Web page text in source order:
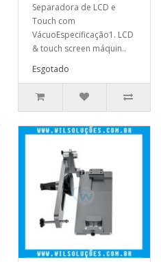
Separadora de LCD e
Touch com
VácuoEspecificação1. LCD
& touch screen máquin..
Esgotado